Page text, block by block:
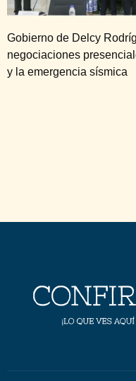
Gobierno de Delcy
negociaciones
y la emergencia sísmica